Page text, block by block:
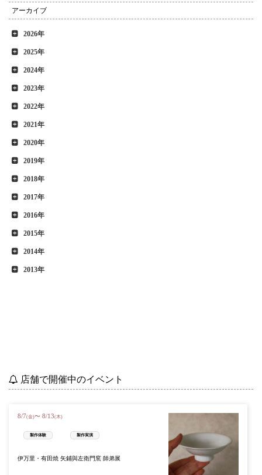
アーカイブ
2026年
2025年
2024年
2023年
2022年
2021年
2020年
2019年
2018年
2017年
2016年
2015年
2014年
2013年
店舗で開催中のイベント
8/7(金)〜 8/13(木)
製作体験 製作実演
伊万里・有田焼 矢鋪與左衛門窯 師弟展